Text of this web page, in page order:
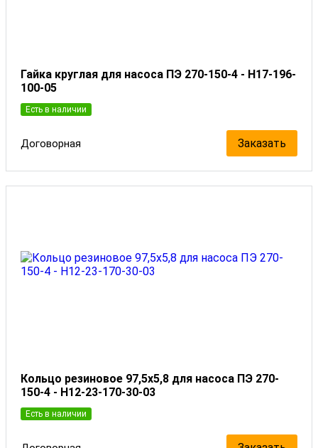
Гайка круглая для насоса ПЭ 270-150-4 - Н17-196-
100-05
Есть в наличии
Договорная Заказать
Кольцо резиновое 97,5x5,8 для насоса ПЭ 270-
150-4 - Н12-23-170-30-03
Есть в наличии